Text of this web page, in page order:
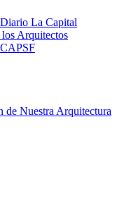
La Capital
Arquitectos
Nuestra Arquitectura